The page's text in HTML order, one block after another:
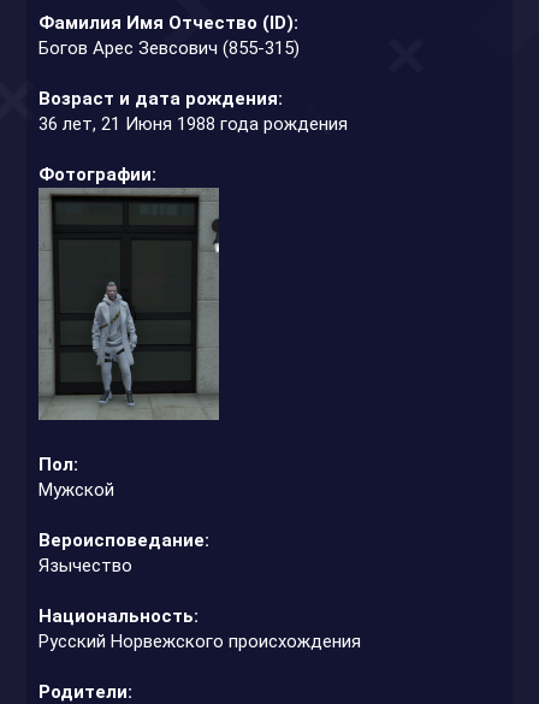
Фамилия Имя Отчество (ID):
Богов Арес Зевсович (855-315)
Возраст и дата рождения:
36 лет, 21 Июня 1988 года рождения
Фотографии:
Пол:
Мужской
Вероисповедание:
Язычество
Национальность:
Русский Норвежского происхождения
Родители: